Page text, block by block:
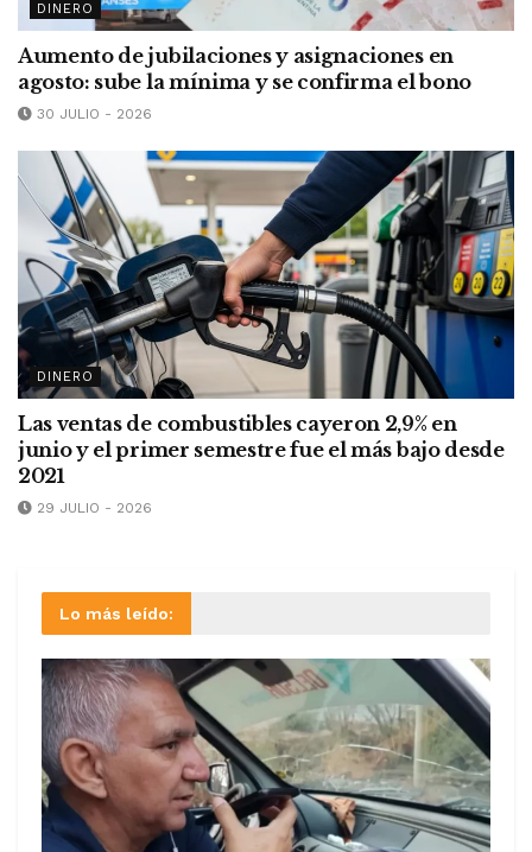
DINERO
Aumento de jubilaciones y asignaciones en
agosto: sube la mínima y se confirma el bono
30 JULIO - 2026
DINERO
Las ventas de combustibles cayeron 2,9% en
junio y el primer semestre fue el más bajo desde
2021
29 JULIO - 2026
Lo más leído: